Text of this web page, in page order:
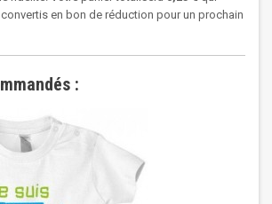
en bon de réduction pour un prochain
: